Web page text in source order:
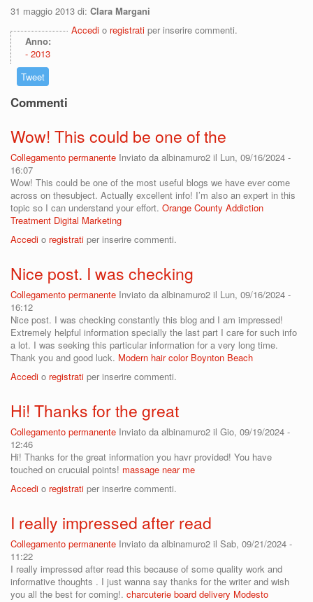
31 maggio 2013 di: Clara Margani
Anno:
2013
Accedi o registrati per inserire commenti.
Tweet
Commenti
Wow! This could be one of the
Collegamento permanente Inviato da albinamuro2 il Lun, 09/16/2024 -
16:07
Wow! This could be one of the most useful blogs we have ever come
across on thesubject. Actually excellent info! I’m also an expert in this
topic so I can understand your effort. Orange County Addiction
Treatment Digital Marketing
Accedi o registrati per inserire commenti.
Nice post. I was checking
Collegamento permanente Inviato da albinamuro2 il Lun, 09/16/2024 -
16:12
Nice post. I was checking constantly this blog and I am impressed!
Extremely helpful information specially the last part I care for such info
a lot. I was seeking this particular information for a very long time.
Thank you and good luck. Modern hair color Boynton Beach
Accedi o registrati per inserire commenti.
Hi! Thanks for the great
Collegamento permanente Inviato da albinamuro2 il Gio, 09/19/2024 -
12:46
Hi! Thanks for the great information you havr provided! You have
touched on crucuial points! massage near me
Accedi o registrati per inserire commenti.
I really impressed after read
Collegamento permanente Inviato da albinamuro2 il Sab, 09/21/2024 -
11:22
I really impressed after read this because of some quality work and
informative thoughts . I just wanna say thanks for the writer and wish
you all the best for coming!. charcuterie board delivery Modesto